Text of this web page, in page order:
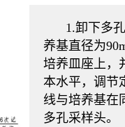
1.卸下多
养基直径为
培养皿座上，
本水平，调节
线与培养基在
多孔采样头。